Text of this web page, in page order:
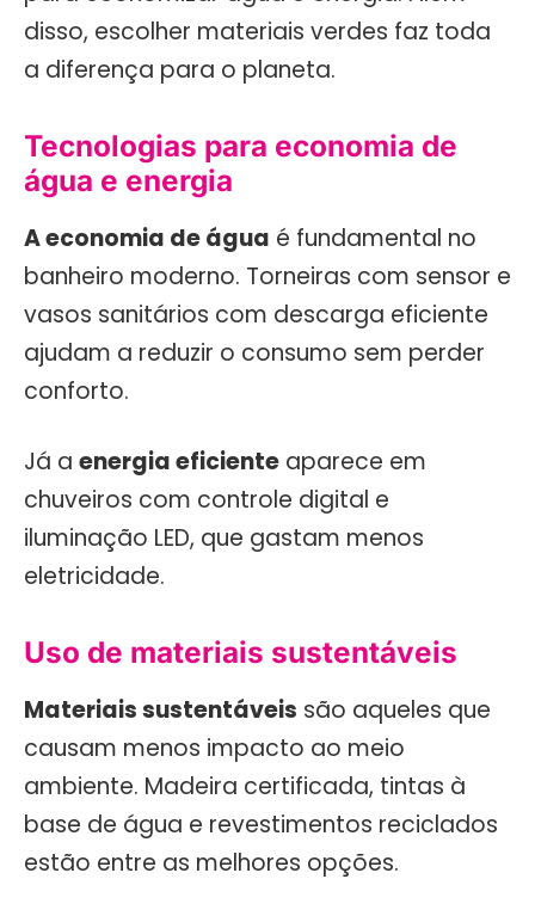
disso, escolher materiais verdes faz toda
a diferença para o planeta.
Tecnologias para economia de
água e energia
A economia de água é fundamental no
banheiro moderno. Torneiras com sensor e
vasos sanitários com descarga eficiente
ajudam a reduzir o consumo sem perder
conforto.
Já a energia eficiente aparece em
chuveiros com controle digital e
iluminação LED, que gastam menos
eletricidade.
Uso de materiais sustentáveis
Materiais sustentáveis são aqueles que
causam menos impacto ao meio
ambiente. Madeira certificada, tintas à
base de água e revestimentos reciclados
estão entre as melhores opções.